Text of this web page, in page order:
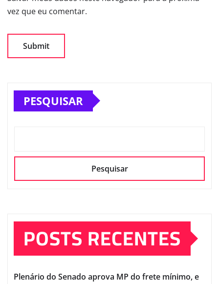
vez que eu comentar.
PESQUISAR
Pesquisar
POSTS RECENTES
Plenário do Senado aprova MP do frete mínimo, e